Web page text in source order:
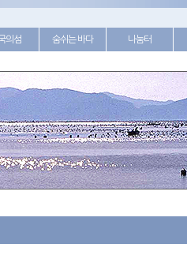
의섬 숨쉬는 바다 나눔터